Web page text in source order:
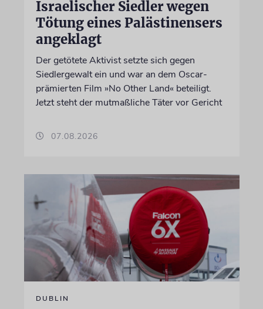
Israelischer Siedler wegen
Tötung eines Palästinensers
angeklagt
Der getötete Aktivist setzte sich gegen
Siedlergewalt ein und war an dem Oscar-
prämierten Film »No Other Land« beteiligt.
Jetzt steht der mutmaßliche Täter vor Gericht
07.08.2026
DUBLIN